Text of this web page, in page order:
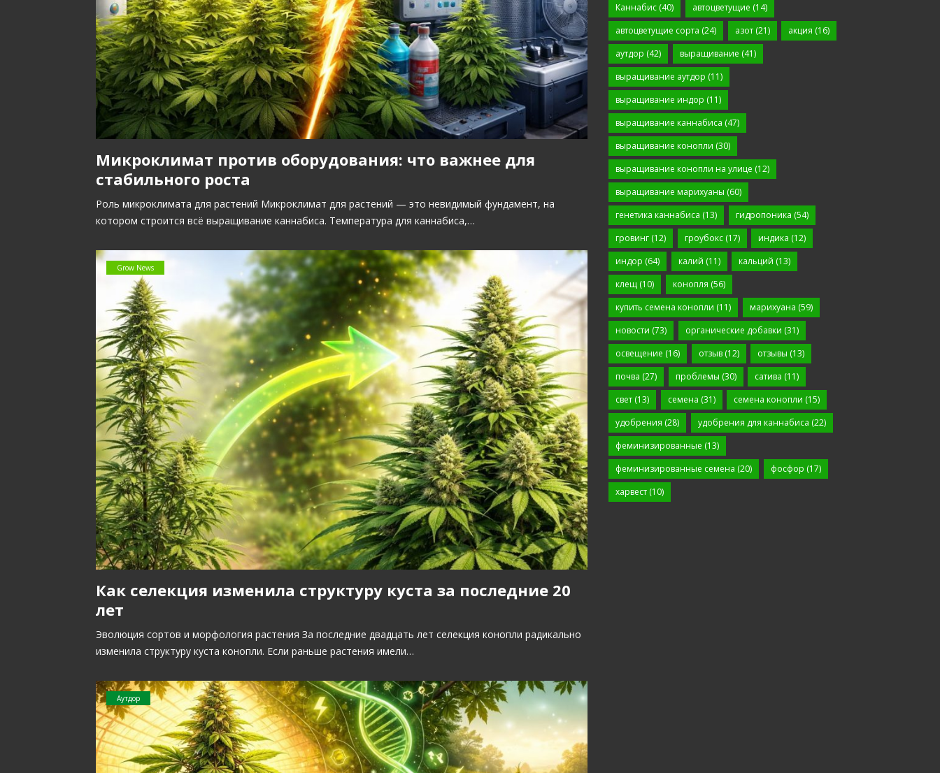
Микроклимат против оборудования: что важнее для
стабильного роста
Роль микроклимата для растений Микроклимат для растений — это невидимый фундамент, на
котором строится всё выращивание каннабиса. Температура для каннабиса,…
Grow News
Как селекция изменила структуру куста за последние 20
лет
Эволюция сортов и морфология растения За последние двадцать лет селекция конопли радикально
изменила структуру куста конопли. Если раньше растения имели…
Аутдор
Каннабис (40) автоцветущие (14)
автоцветущие сорта (24) азот(21) акция (16)
аутдор (42) выращивание (41)
выращивание аутдор (11)
выращивание индор (11)
выращивание каннабиса (47)
выращивание конопли (30)
выращивание конопли на улице (12)
выращивание марихуаны (60)
генетика каннабиса (13) гидропоника (54)
гровинг (12) гроубокс(17) индика (12)
индор (64) калий (11) кальций (13)
клещ (10) конопля (56)
купить семена конопли (11) марихуана (59)
новости (73) органические добавки (31)
освещение (16) отзыв(12) отзывы (13)
почва (27) проблемы (30) сатива (11)
свет (13) семена (31) семена конопли (15)
удобрения (28) удобрения для каннабиса (22)
феминизированные (13)
феминизированные семена (20) фосфор (17)
харвест (10)